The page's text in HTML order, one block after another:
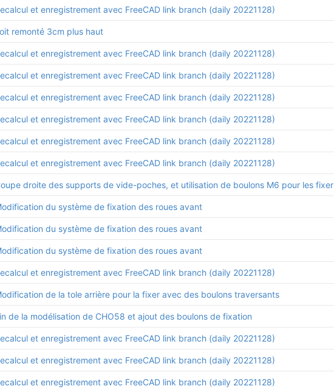
et enregistrement avec FreeCAD link branch (daily 20221128)
remonté 3cm plus haut
et enregistrement avec FreeCAD link branch (daily 20221128)
et enregistrement avec FreeCAD link branch (daily 20221128)
et enregistrement avec FreeCAD link branch (daily 20221128)
et enregistrement avec FreeCAD link branch (daily 20221128)
et enregistrement avec FreeCAD link branch (daily 20221128)
et enregistrement avec FreeCAD link branch (daily 20221128)
droite des supports de vide-poches, et utilisation de boulons M6 pour les fixer
du système de fixation des roues avant
du système de fixation des roues avant
du système de fixation des roues avant
et enregistrement avec FreeCAD link branch (daily 20221128)
de la tole arrière pour la fixer avec des boulons traversants
de la modélisation de CHO58 et ajout des boulons de fixation
et enregistrement avec FreeCAD link branch (daily 20221128)
et enregistrement avec FreeCAD link branch (daily 20221128)
et enregistrement avec FreeCAD link branch (daily 20221128)